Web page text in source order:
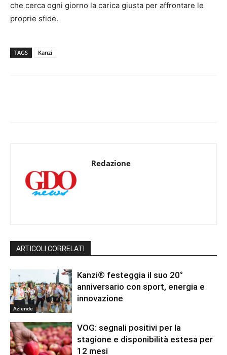
che cerca ogni giorno la carica giusta per affrontare le
proprie sfide.
TAGS Kanzi
Redazione
ARTICOLI CORRELATI
Aziende
Kanzi® festeggia il suo 20°
anniversario con sport, energia e
innovazione
VOG: segnali positivi per la
stagione e disponibilità estesa per
12 mesi